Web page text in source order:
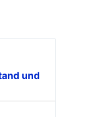
und